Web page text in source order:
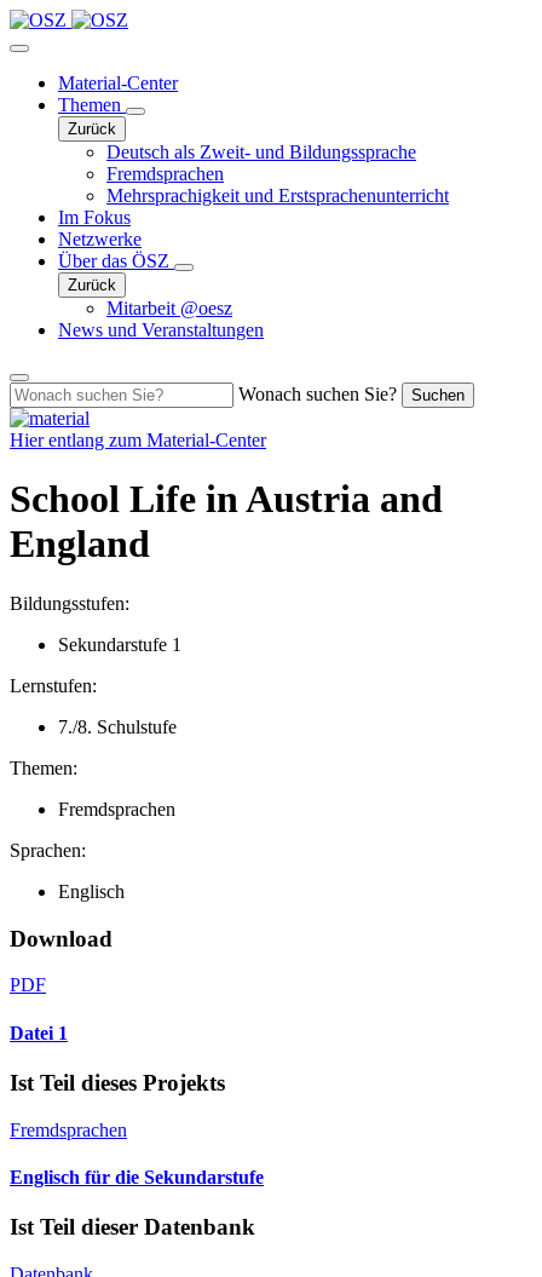
Material-Center
Themen
Zurück
Deutsch als Zweit- und Bildungssprache
Fremdsprachen
Mehrsprachigkeit und Erstsprachenunterricht
Im Fokus
Netzwerke
Über das ÖSZ
Zurück
Mitarbeit @oesz
News und Veranstaltungen
Wonach suchen Sie? Suchen
Hier entlang zum Material-Center
School Life in Austria and
England
Bildungsstufen:
Sekundarstufe 1
Lernstufen:
7./8. Schulstufe
Themen:
Fremdsprachen
Sprachen:
Englisch
Download
PDF
Datei 1
Ist Teil dieses Projekts
Fremdsprachen
Englisch für die Sekundarstufe
Ist Teil dieser Datenbank